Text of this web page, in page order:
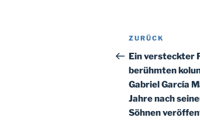
Vorheriger
Beitrag
ZURÜCK
Ein versteckter
berühmten
Gabriel García
Jahre nach
Söhnen